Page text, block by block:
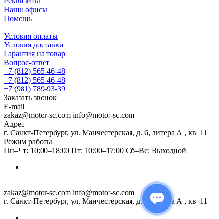
Наши офисы
Помощь
Условия оплаты
Условия доставки
Гарантия на товар
Вопрос-ответ
+7 (812) 565-46-48
+7 (812) 565-46-48
+7 (981) 789-93-39
Заказать звонок
E-mail
zakaz@motor-sc.com info@motor-sc.com
Адрес
г. Санкт-Петербург, ул. Манчестерская, д. 6, литера А , кв. 11
Режим работы
Пн–Чт: 10:00–18:00 Пт: 10:00–17:00 Сб–Вс: Выходной
zakaz@motor-sc.com info@motor-sc.com
г. Санкт-Петербург, ул. Манчестерская, д. 6, литера А , кв. 11